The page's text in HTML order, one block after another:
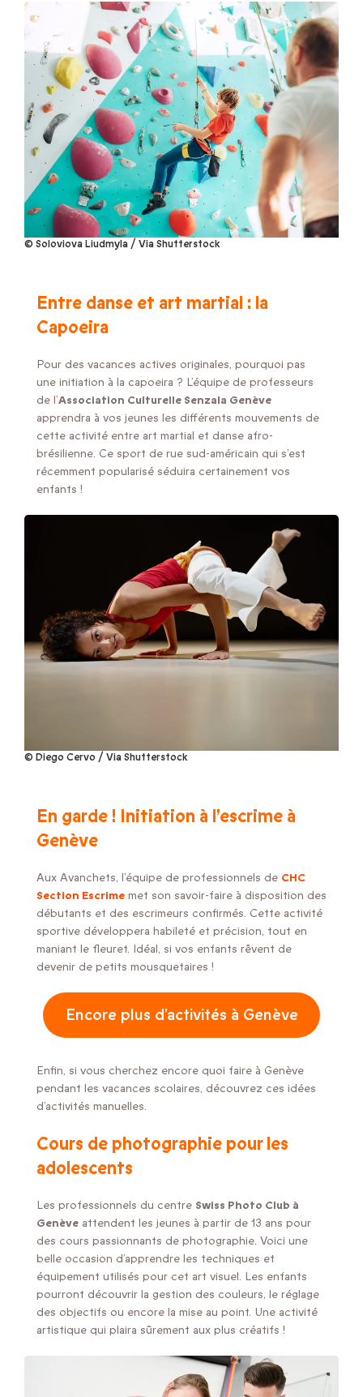
© Soloviova Liudmyla / Via Shutterstock
Entre danse et art martial : la
Capoeira
Pour des vacances actives originales, pourquoi pas
une initiation à la capoeira ? L’équipe de professeurs
de l’Association Culturelle Senzala Genève
apprendra à vos jeunes les différents mouvements de
cette activité entre art martial et danse afro-
brésilienne. Ce sport de rue sud-américain qui s’est
récemment popularisé séduira certainement vos
enfants !
© Diego Cervo / Via Shutterstock
En garde ! Initiation à l’escrime à
Genève
Aux Avanchets, l’équipe de professionnels de CHC
Section Escrime met son savoir-faire à disposition des
débutants et des escrimeurs confirmés. Cette activité
sportive développera habileté et précision, tout en
maniant le fleuret. Idéal, si vos enfants rêvent de
devenir de petits mousquetaires !
Encore plus d’activités à Genève
Enfin, si vous cherchez encore quoi faire à Genève
pendant les vacances scolaires, découvrez ces idées
d’activités manuelles.
Cours de photographie pour les
adolescents
Les professionnels du centre Swiss Photo Club à
Genève attendent les jeunes à partir de 13 ans pour
des cours passionnants de photographie. Voici une
belle occasion d’apprendre les techniques et
équipement utilisés pour cet art visuel. Les enfants
pourront découvrir la gestion des couleurs, le réglage
des objectifs ou encore la mise au point. Une activité
artistique qui plaira sûrement aux plus créatifs !